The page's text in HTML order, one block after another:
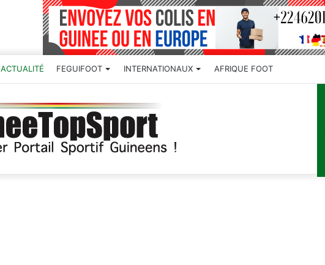
ACTUALITÉ FEGUIFOOT INTERNATIONAUX AFRIQUE FOOT